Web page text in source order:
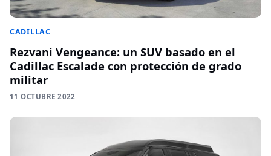
CADILLAC
Rezvani Vengeance: un SUV basado en el
Cadillac Escalade con protección de grado
militar
11 OCTUBRE 2022